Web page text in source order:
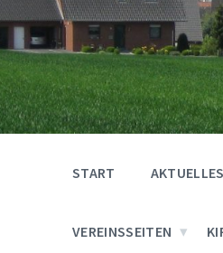
START AKTUELLES
VEREINSSEITEN